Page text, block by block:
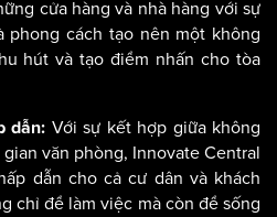
cửa hàng và nhà hàng với sự
phong cách tạo nên một không
hút và tạo điểm nhấn cho tòa
dẫn: Với sự kết hợp giữa không
văn phòng, Innovate Central
dẫn cho cả cư dân và khách
chỉ để làm việc mà còn để sống